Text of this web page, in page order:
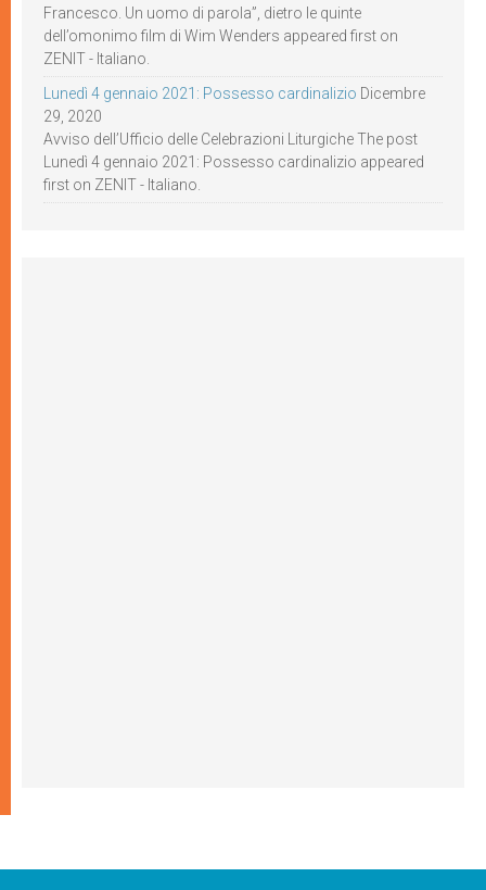
Francesco. Un uomo di parola”, dietro le quinte
dell’omonimo film di Wim Wenders appeared first on
ZENIT - Italiano.
Lunedì 4 gennaio 2021: Possesso cardinalizio Dicembre
29, 2020
Avviso dell’Ufficio delle Celebrazioni Liturgiche The post
Lunedì 4 gennaio 2021: Possesso cardinalizio appeared
first on ZENIT - Italiano.